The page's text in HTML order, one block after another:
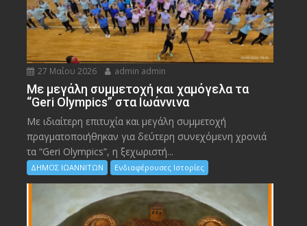
27 Μαΐου 2026 admin admin
Με μεγάλη συμμετοχή και χαμόγελα τα
“Geri Olympics” στα Ιωάννινα
Με ιδιαίτερη επιτυχία και μεγάλη συμμετοχή
πραγματοποιήθηκαν για δεύτερη συνεχόμενη χρονιά
τα “Geri Olympics”, η ξεχωριστή...
ΔΗΜΟΣ ΙΩΑΝΝΙΤΩΝ Ενδιαφέρουσες Ιστορίες